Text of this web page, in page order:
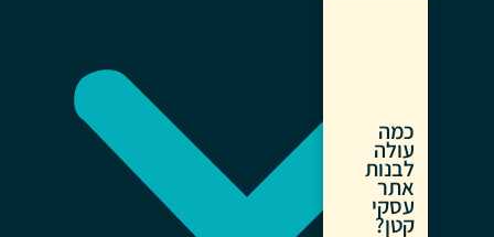
כמה
עולה
לבנות
אתר
עסקי
קטן?